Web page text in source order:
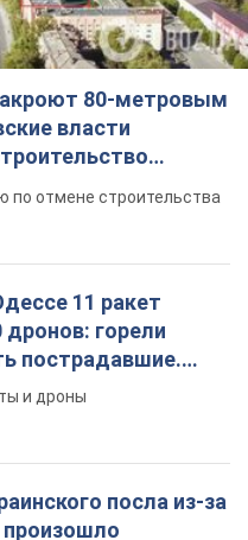
80-метровым
власти
по отмене строительства
11 ракет
горели
пострадавшие.
и дроны
посла из-за